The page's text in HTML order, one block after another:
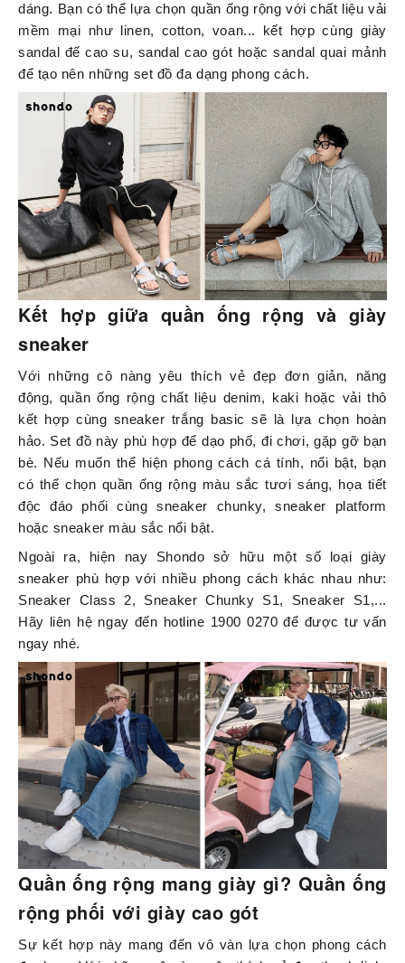
dáng. Bạn có thể lựa chọn quần ống rộng với chất liệu vải
mềm mại như linen, cotton, voan... kết hợp cùng giày
sandal đế cao su, sandal cao gót hoặc sandal quai mảnh
để tạo nên những set đồ đa dạng phong cách.
Kết hợp giữa quần ống rộng và giày
sneaker
Với những cô nàng yêu thích vẻ đẹp đơn giản, năng
động, quần ống rộng chất liệu denim, kaki hoặc vải thô
kết hợp cùng sneaker trắng basic sẽ là lựa chọn hoàn
hảo. Set đồ này phù hợp để dạo phố, đi chơi, gặp gỡ bạn
bè. Nếu muốn thể hiện phong cách cá tính, nổi bật, bạn
có thể chọn quần ống rộng màu sắc tươi sáng, họa tiết
độc đáo phối cùng sneaker chunky, sneaker platform
hoặc sneaker màu sắc nổi bật.
Ngoài ra, hiện nay Shondo sở hữu một số loại giày
sneaker phù hợp với nhiều phong cách khác nhau như:
Sneaker Class 2, Sneaker Chunky S1, Sneaker S1,...
Hãy liên hệ ngay đến hotline 1900 0270 để được tư vấn
ngay nhé.
Quần ống rộng mang giày gì? Quần ống
rộng phối với giày cao gót
Sự kết hợp này mang đến vô vàn lựa chọn phong cách